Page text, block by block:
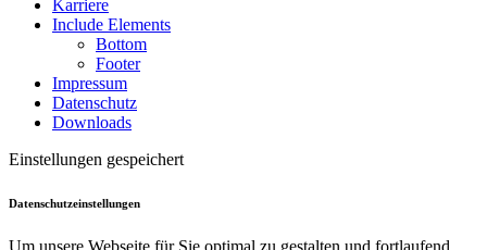
Karriere
Include Elements
Bottom
Footer
Impressum
Datenschutz
Downloads
Einstellungen gespeichert
Datenschutzeinstellungen
Um unsere Webseite für Sie optimal zu gestalten und fortlaufend